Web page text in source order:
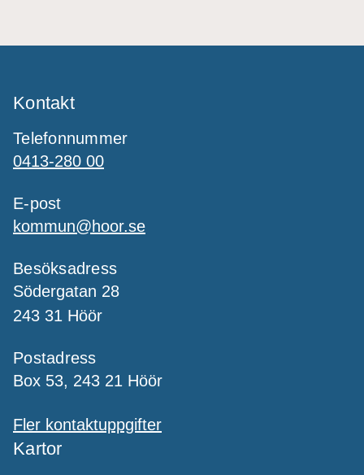
Kontakt
Telefonnummer
0413-280 00
E-post
kommun@hoor.se
Besöksadress
Södergatan 28
243 31 Höör
Postadress
Box 53, 243 21 Höör
Fler kontaktuppgifter
Kartor